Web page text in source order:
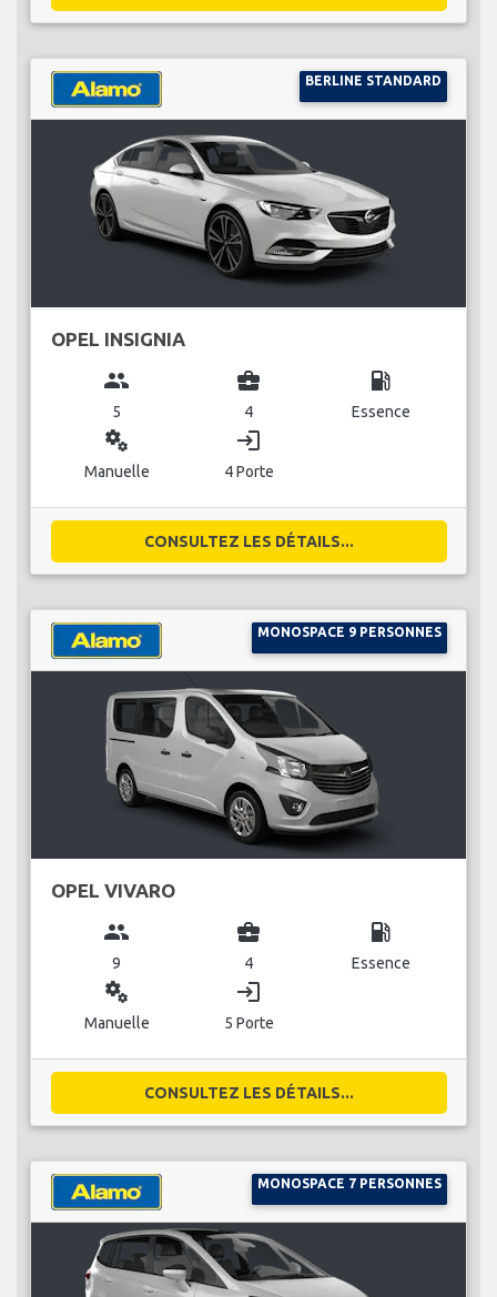
BERLINE STANDARD
OPEL INSIGNIA
group
5
business_center
4
local_gas_station
Essence
miscellaneous_services
Manuelle
login
4 Porte
CONSULTEZ LES DÉTAILS...
MONOSPACE 9 PERSONNES
OPEL VIVARO
group
9
business_center
4
local_gas_station
Essence
miscellaneous_services
Manuelle
login
5 Porte
CONSULTEZ LES DÉTAILS...
MONOSPACE 7 PERSONNES